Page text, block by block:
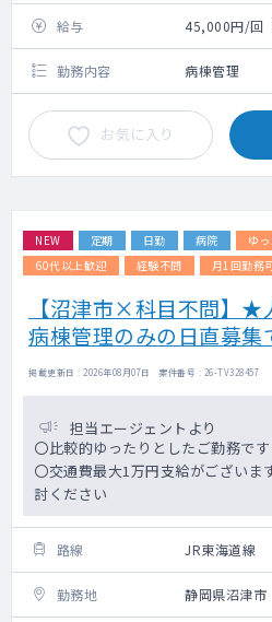
給与 45,000円/回
勤務内容 病棟管理
お気に入り
NEW 定期 日勤 病院 ゆ
60代以上歓迎
経験不問 月1回勤務
【沼津市×科目不問】
病棟管理のみの日直募集
掲載更新日 : 2026年08月07日 案件番号 : 26-TV328457
担当エージェントより
〇比較的ゆったりとしたご勤務です
〇交通費最大1万円支給がございま
討ください
路線 JR東海道線
勤務地 静岡県沼津市